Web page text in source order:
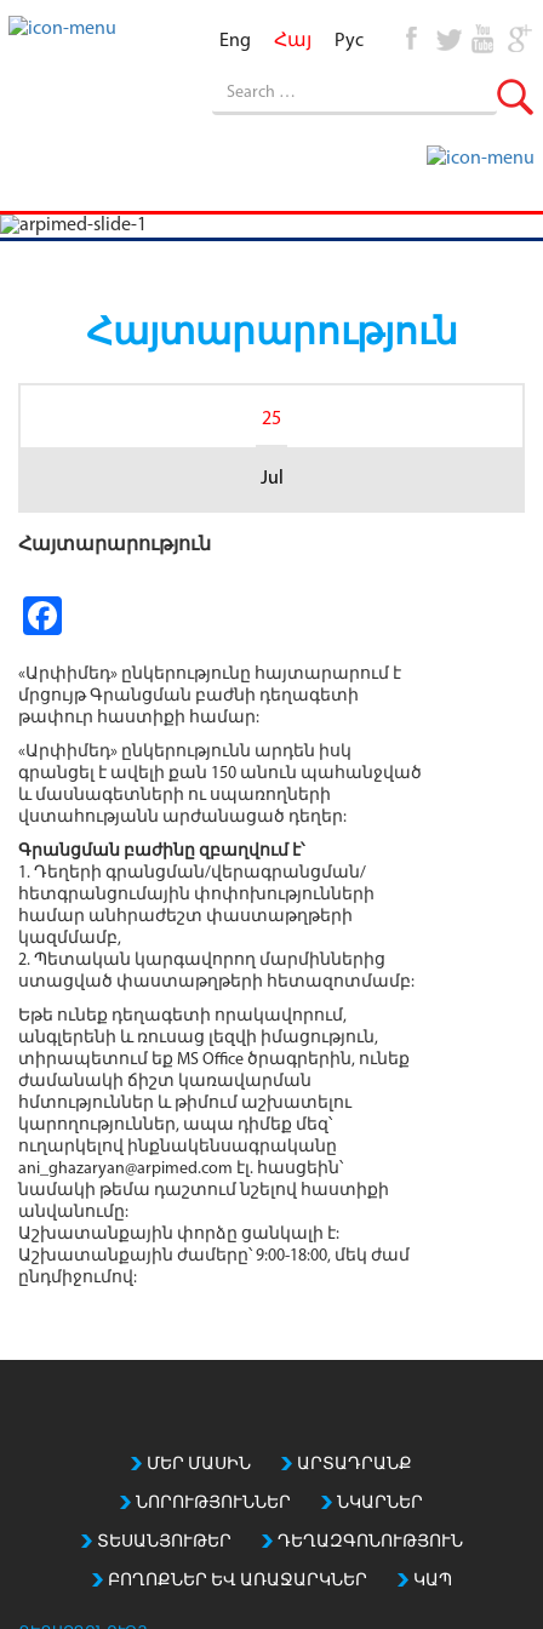
Eng Հայ Рус
Հայտարարություն
25
Jul
Հայտարարություն
b
o
o
k
«Արփիմեդ» ընկերությունը հայտարարում է
մրցույթ Գրանցման բաժնի դեղագետի
թափուր հաստիքի համար:
«Արփիմեդ» ընկերությունն արդեն իսկ
գրանցել է ավելի քան 150 անուն պահանջված
և մասնագետների ու սպառողների
վստահությանն արժանացած դեղեր:
Գրանցման բաժինը զբաղվում է՝
1. Դեղերի գրանցման/վերագրանցման/
հետգրանցումային փոփոխությունների
համար անհրաժեշտ փաստաթղթերի
կազմմամբ,
2. Պետական կարգավորող մարմիններից
ստացված փաստաթղթերի հետազոտմամբ:
Եթե ունեք դեղագետի որակավորում,
անգլերենի և ռուսաց լեզվի իմացություն,
տիրապետում եք MS Office ծրագրերին, ունեք
ժամանակի ճիշտ կառավարման
հմտություններ և թիմում աշխատելու
կարողություններ, ապա դիմեք մեզ՝
ուղարկելով ինքնակենսագրականը
ani_ghazaryan@arpimed.com էլ. հասցեին՝
նամակի թեմա դաշտում նշելով հաստիքի
անվանումը:
Աշխատանքային փորձը ցանկալի է:
Աշխատանքային ժամերը՝ 9:00-18:00, մեկ ժամ
ընդմիջումով:
ՄԵՐ ՄԱՍԻՆ ԱՐՏԱԴՐԱՆՔ
ՆՈՐՈՒԹՅՈՒՆՆԵՐ ՆԿԱՐՆԵՐ
ՏԵՍԱՆՅՈՒԹԵՐ ԴԵՂԱԶԳՈՆՈՒԹՅՈՒՆ
ԲՈՂՈՔՆԵՐ ԵՎ ԱՌԱՋԱՐԿՆԵՐ ԿԱՊ